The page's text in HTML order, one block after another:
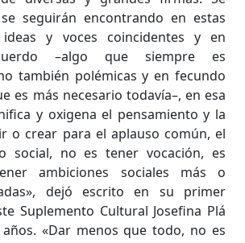
seguirán encontrando en estas
y voces coincidentes y en
–algo que siempre es
también polémicas y en fecundo
es más necesario todavía–, en esa
y oxigena el pensamiento y la
o crear para el aplauso común, el
social, no es tener vocación, es
ambiciones sociales más o
dejó escrito en su primer
Suplemento Cultural Josefina Plá
«Dar menos que todo, no es